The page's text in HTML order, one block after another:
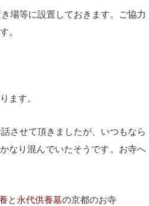
場等に設置しておきます。ご協力
。
ます。
させて頂きましたが、いつもなら
なり混んでいたそうです。お寺へ
と永代供養墓の京都のお寺